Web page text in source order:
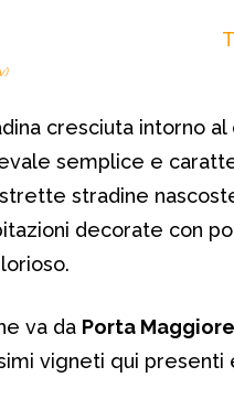
cresciuta intorno
semplice e
stradine
decorate con
va da Porta Maggiore
vigneti qui presenti